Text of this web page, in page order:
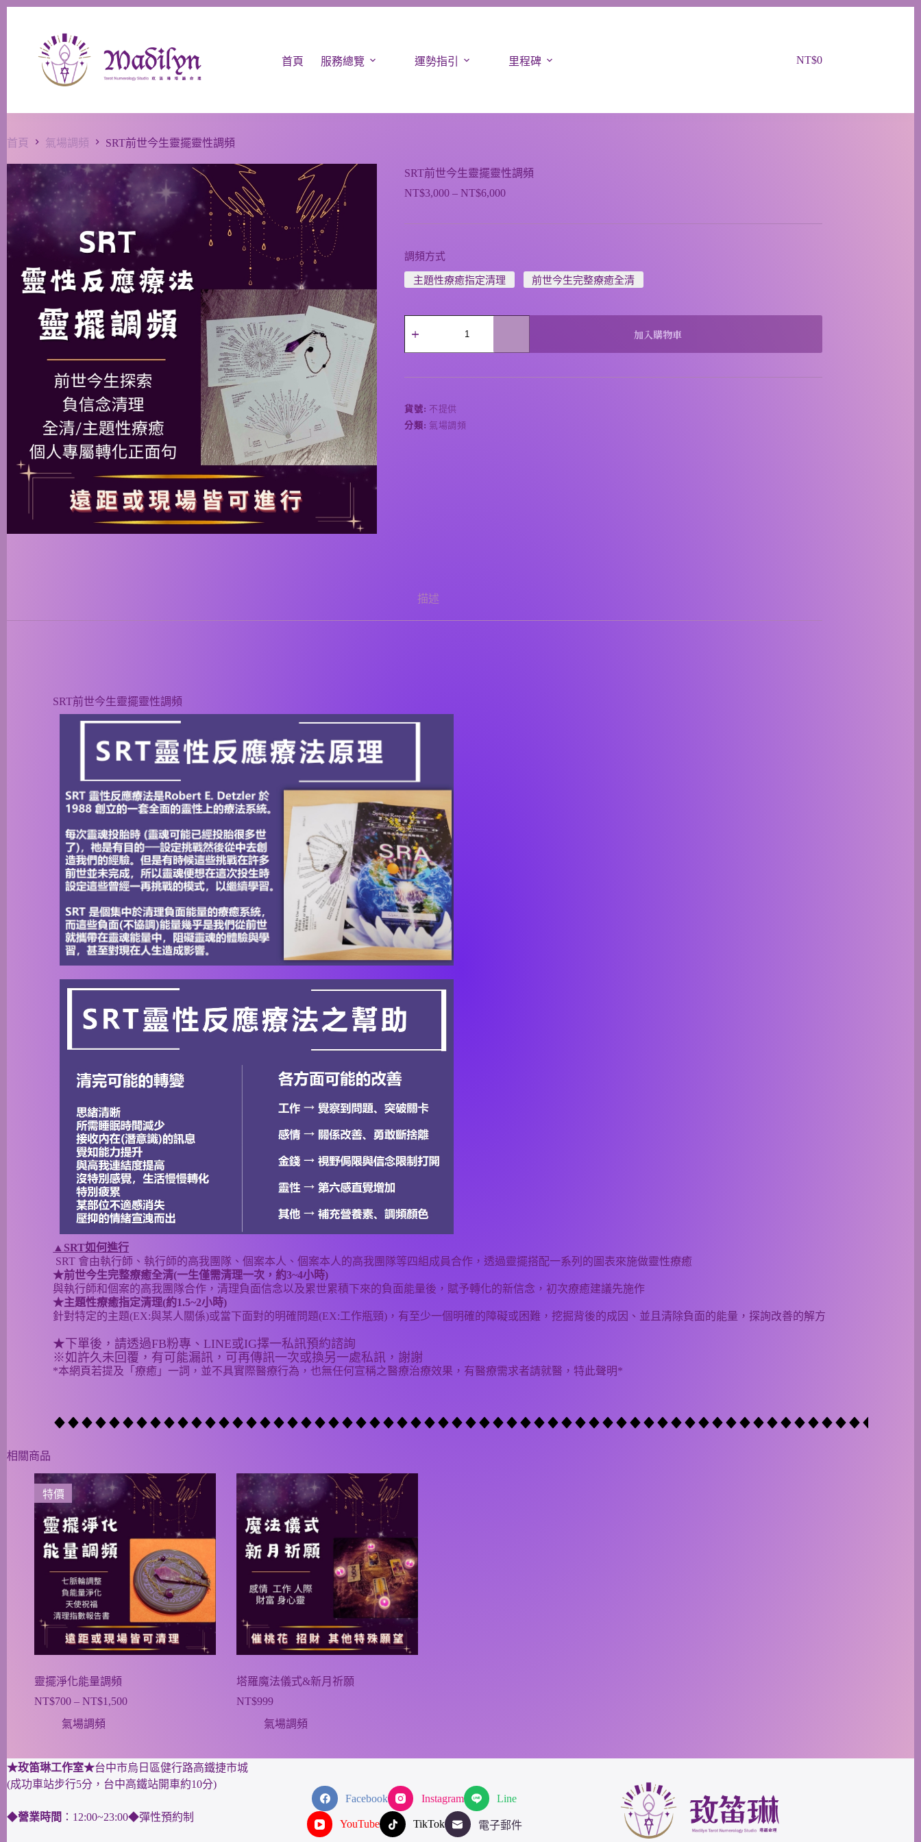
首頁 服務總覽 運勢指引 里程碑 NT$0
首頁 氣場調頻 SRT前世今生靈擺靈性調頻
SRT前世今生靈擺靈性調頻
NT$3,000 – NT$6,000
調頻方式
主題性療癒指定清理 前世今生完整療癒全清
加入購物車
r
n
a
貨號: 不提供
分類: 氣場調頻
描述
SRT前世今生靈擺靈性調頻
▲SRT如何進行
SRT 會由執行師、執行師的高我團隊、個案本人、個案本人的高我團隊等四組成員合作，透過靈擺搭配一系列的圖表來施做靈性療癒
★前世今生完整療癒全清(一生僅需清理一次，約3~4小時)
與執行師和個案的高我團隊合作，清理負面信念以及累世累積下來的負面能量後，賦予轉化的新信念 ， 初次療癒建議先施作
★主題性療癒指定清理(約1.5~2小時)
針對特定的主題(EX:與某人關係)或當下面對的明確問題(EX:工作瓶頸)， 有至少一個明確的障礙或困難，挖掘背後的成因、並且清除負面的能量，探詢改善的解方
★下單後，請透過FB粉專、LINE或IG擇一私訊預約諮詢
※如許久未回覆，有可能漏訊，可再傳訊一次或換另一處私訊，謝謝
*本網頁若提及「療癒」一詞，並不具實際醫療行為，也無任何宣稱之醫療治療效果，有醫療需求者請就醫，特此聲明*
相關商品
特價
靈擺淨化能量調頻
NT$700 – NT$1,500
氣場調頻
塔羅魔法儀式&新月祈願
NT$999
氣場調頻
★玫笛琳工作室★台中市烏日區健行路高鐵捷市城
(成功車站步行5分，台中高鐵站開車約10分)
◆營業時間 ：12:00~23:00◆彈性預約制
Facebook Instagram Line
YouTube TikTok 電子郵件